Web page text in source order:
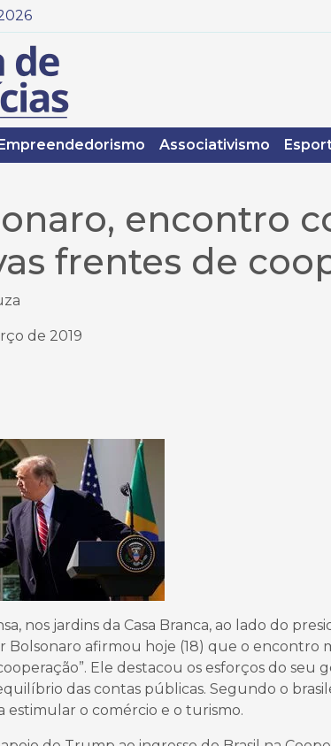
Associativismo
encontro
frentes de
de 2019
nos jardins da Casa Branca, ao lado do
Bolsonaro afirmou hoje (18) que o encontro
Ele destacou os esforços do seu
das contas públicas. Segundo o
estimular o comércio e o turismo.